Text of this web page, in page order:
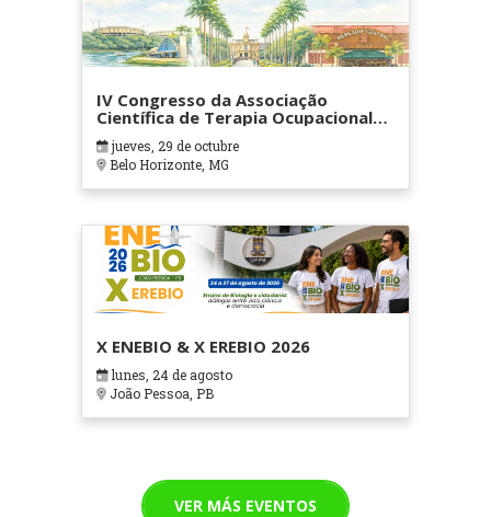
IV Congresso da Associação
Científica de Terapia Ocupacional
em Contextos Hospitalares e
Cuidados Paliativos - ATOHOSP
jueves, 29 de octubre
Belo Horizonte, MG
X ENEBIO & X EREBIO 2026
lunes, 24 de agosto
João Pessoa, PB
VER MÁS EVENTOS